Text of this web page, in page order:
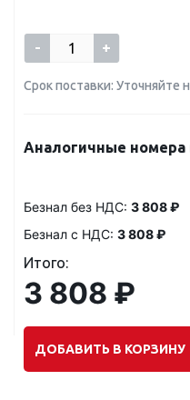
- +
Срок поставки: Уточняйте
Аналогичные номера
Безнал без НДС: 3 808 ₽
Безнал с НДС: 3 808 ₽
Итого:
3 808 ₽
ДОБАВИТЬ В КОРЗИНУ